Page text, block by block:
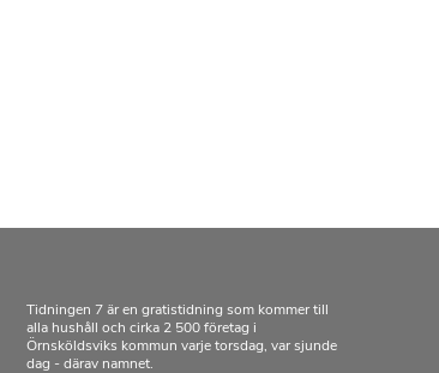
Tidningen 7 är en gratistidning som kommer till
alla hushåll och cirka 2 500 företag i
Örnsköldsviks kommun varje torsdag, var sjunde
dag - därav namnet.